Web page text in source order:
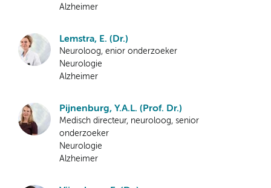
Alzheimer
Lemstra, E. (Dr.)
Neuroloog, enior onderzoeker
Neurologie
Alzheimer
Pijnenburg, Y.A.L. (Prof. Dr.)
Medisch directeur, neuroloog, senior
onderzoeker
Neurologie
Alzheimer